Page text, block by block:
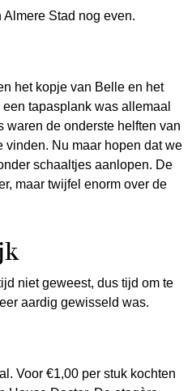
Stad nog even.
het kopje van Belle en het
tapasplank was allemaal
waren de onderste helften van
Nu maar hopen dat we
schaaltjes aanlopen. De
maar twijfel enorm over de
niet geweest, dus tijd om te
aardig gewisseld was.
Voor €1,00 per stuk kochten